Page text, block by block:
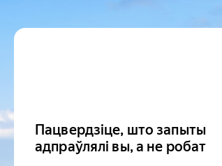
Пацвердзіце, што запыты
адпраўлялі вы, а не робат